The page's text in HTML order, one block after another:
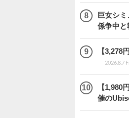
巨女シ
係争中
【
2026.8.7
【
催の